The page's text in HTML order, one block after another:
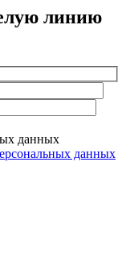
линию
данных
данных